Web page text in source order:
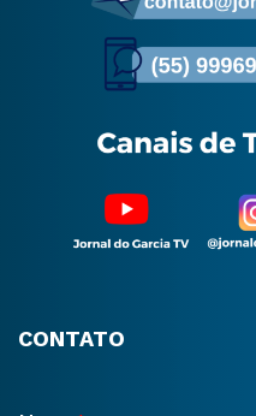
CONTATO